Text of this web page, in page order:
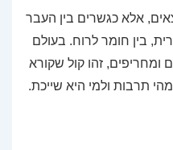
אלא כגשרים בין העבר
בין חומר לרוח. בעולם
ומחריפים, זהו קול שקורא
תרבות ולמי היא שייכת.